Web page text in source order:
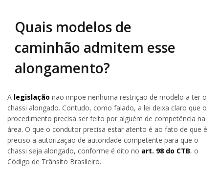
Quais modelos de
caminhão admitem esse
alongamento?
A legislação não impõe nenhuma restrição de modelo a ter o
chassi alongado. Contudo, como falado, a lei deixa claro que o
procedimento precisa ser feito por alguém de competência na
área. O que o condutor precisa estar atento é ao fato de que é
preciso a autorização de autoridade competente para que o
chassi seja alongado, conforme é dito no art. 98 do CTB, o
Código de Trânsito Brasileiro.